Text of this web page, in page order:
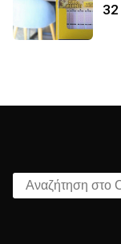
Αναζήτηση στο